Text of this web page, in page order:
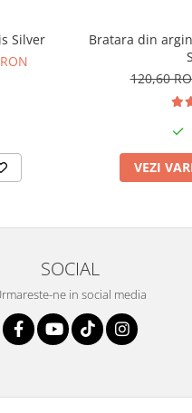
Silver
Bratara din argint
120,60
VEZI
SOCIAL
ne in social media